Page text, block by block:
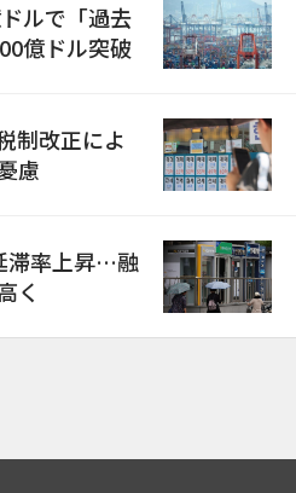
ルで「過去
億ドル突破
制改正によ
慮
滞率上昇…融
く